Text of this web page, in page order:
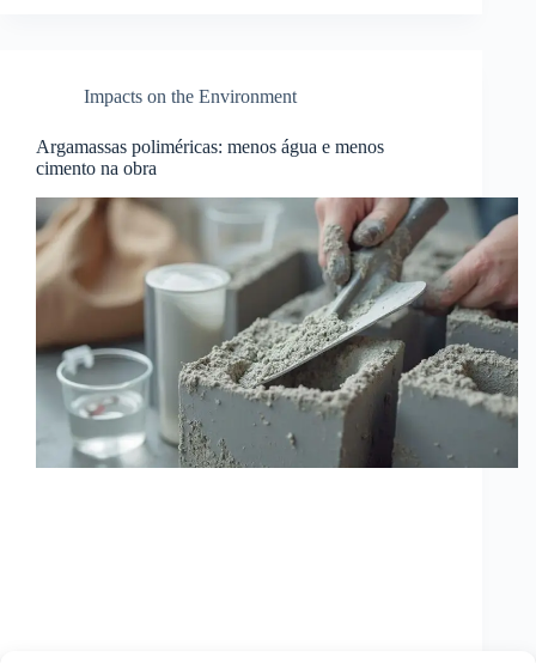
Impacts on the Environment
Argamassas poliméricas: menos água e menos
cimento na obra